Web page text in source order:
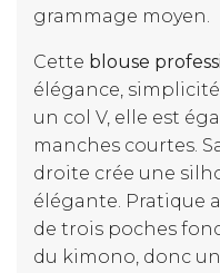
grammage moyen.
Cette blouse
élégance,
un col V, elle est
manches courtes.
droite crée une
élégante. Pratique
de trois poches
du kimono, donc